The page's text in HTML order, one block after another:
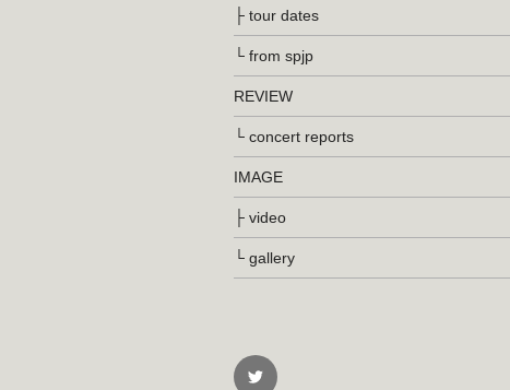
├ tour dates
└ from spjp
REVIEW
└ concert reports
IMAGE
├ video
└ gallery